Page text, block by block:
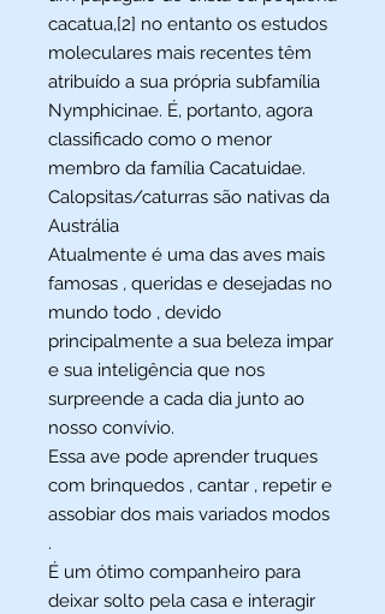
cacatua,[2] no entanto os estudos
moleculares mais recentes têm
atribuído a sua própria subfamília
Nymphicinae. É, portanto, agora
classificado como o menor
membro da família Cacatuidae.
Calopsitas/caturras são nativas da
Austrália
Atualmente é uma das aves mais
famosas , queridas e desejadas no
mundo todo , devido
principalmente a sua beleza impar
e sua inteligência que nos
surpreende a cada dia junto ao
nosso convívio.
Essa ave pode aprender truques
com brinquedos , cantar , repetir e
assobiar dos mais variados modos
.
É um ótimo companheiro para
deixar solto pela casa e interagir